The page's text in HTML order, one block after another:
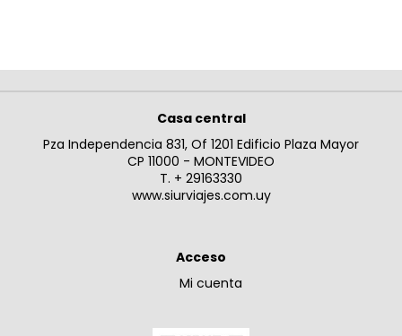
Casa central
Pza Independencia 831, Of 1201 Edificio Plaza Mayor
CP 11000 - MONTEVIDEO
T. + 29163330
www.siurviajes.com.uy
Acceso
Mi cuenta